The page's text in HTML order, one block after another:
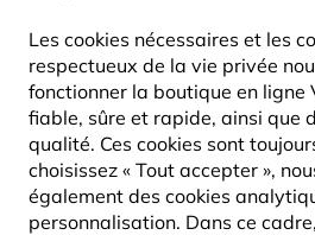
Les cookies nécessaires et les
respectueux de la vie privée
fonctionner la boutique en ligne
fiable, sûre et rapide, ainsi que
qualité. Ces cookies sont
choisissez « Tout accepter »,
également des cookies
personnalisation. Dans ce
10% DE RÉDUCTION